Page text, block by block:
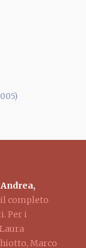
completo
Per i
Marco